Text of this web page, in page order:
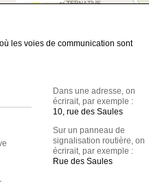
les voies de communication sont
Dans une adresse, on
écrirait, par exemple :
10, rue des Saules
Sur un panneau de
signalisation routière, on
écrirait, par exemple :
Rue des Saules